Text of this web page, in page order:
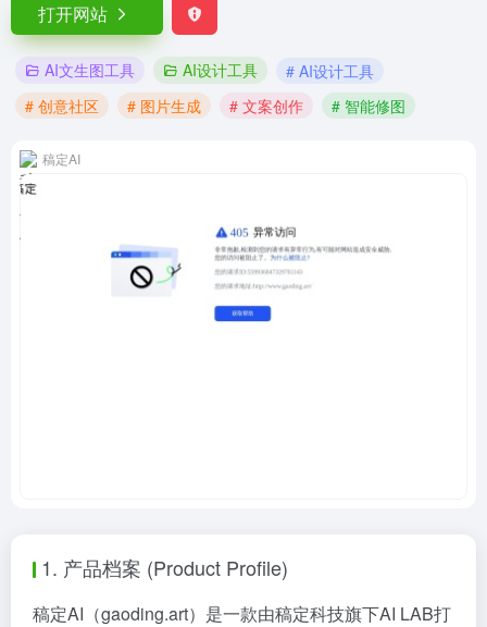
打开网站
AI文生图工具 AI设计工具
# AI设计工具
# 创意社区
# 图片生成 # 文案创作 # 智能修图
稿定AI
1. 产品档案 (Product Profile)
稿定AI（gaoding.art）是一款由稿定科技旗下AI LAB打